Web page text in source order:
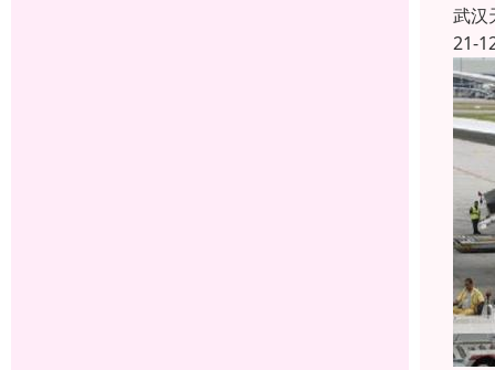
武汉
21-